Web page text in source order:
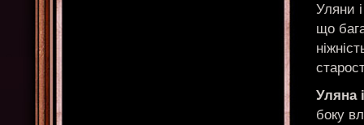
Уляни
що
Уляна
боку